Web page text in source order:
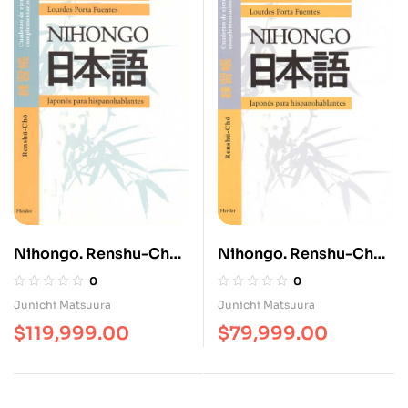
Nihongo. Renshu-Cho
2. Cuaderno De
Ejercicios
0
Junichi Matsuura
$119,999.00
Nihongo. Renshu-Cho
1. Cuaderno De
Ejercicios
0
Junichi Matsuura
$79,999.00